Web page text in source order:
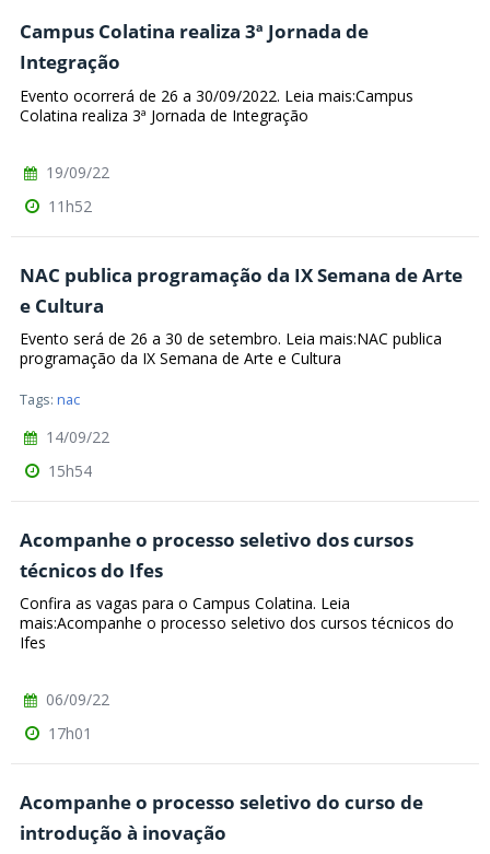
Campus Colatina realiza 3ª Jornada de
Integração
Evento ocorrerá de 26 a 30/09/2022. Leia mais:Campus
Colatina realiza 3ª Jornada de Integração
19/09/22
11h52
NAC publica programação da IX Semana de Arte
e Cultura
Evento será de 26 a 30 de setembro. Leia mais:NAC publica
programação da IX Semana de Arte e Cultura
Tags: nac
14/09/22
15h54
Acompanhe o processo seletivo dos cursos
técnicos do Ifes
Confira as vagas para o Campus Colatina. Leia
mais:Acompanhe o processo seletivo dos cursos técnicos do
Ifes
06/09/22
17h01
Acompanhe o processo seletivo do curso de
introdução à inovação